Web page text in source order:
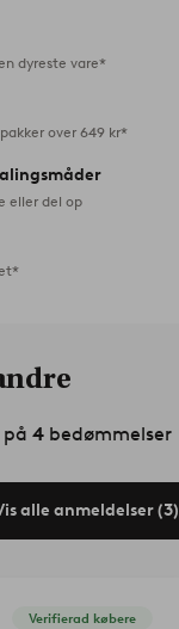
dyreste vare*
over 649 kr*
eller del op
4 bedømmelser
alle anmeldelser (3)
Verifierad købere